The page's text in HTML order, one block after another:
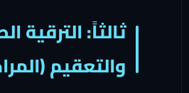
ثالثاً: الترقية الصحية
والتعقيم (المراحل 5 – 8)